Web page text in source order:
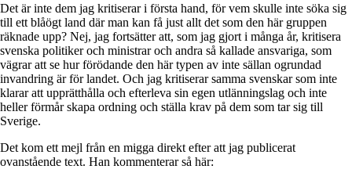
Det är inte dem jag kritiserar i första hand, för vem skulle inte söka sig
till ett blåögt land där man kan få just allt det som den här gruppen
räknade upp? Nej, jag fortsätter att, som jag gjort i många år, kritisera
svenska politiker och ministrar och andra så kallade ansvariga, som
vägrar att se hur förödande den här typen av inte sällan ogrundad
invandring är för landet. Och jag kritiserar samma svenskar som inte
klarar att upprätthålla och efterleva sin egen utlänningslag och inte
heller förmår skapa ordning och ställa krav på dem som tar sig till
Sverige.
Det kom ett mejl från en migga direkt efter att jag publicerat
ovanstående text. Han kommenterar så här: